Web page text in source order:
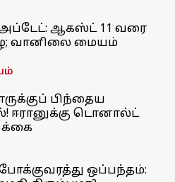
அப்டேட்: ஆகஸ்ட் 11 வரை
வானிலை மையம்
பிந்தைய
ஈரானுக்கு டொனால்ட்
ஒப்பந்தம்: